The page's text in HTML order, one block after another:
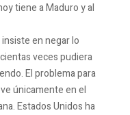
tiene a Maduro y al
en negar lo
veces pudiera
El problema para
únicamente en el
Estados Unidos ha